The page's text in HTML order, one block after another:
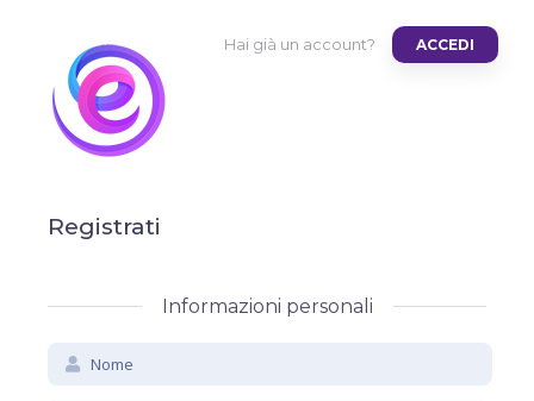
Hai già un account? ACCEDI
Registrati
Informazioni personali